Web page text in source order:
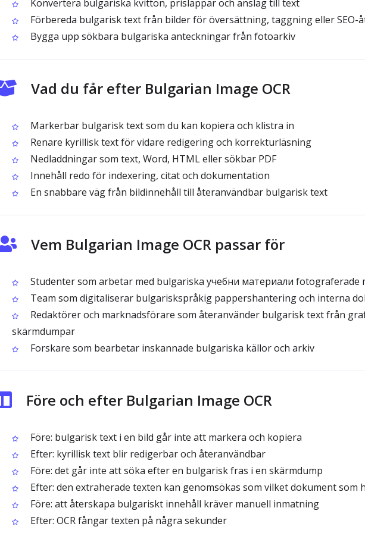
Konvertera bulgariska kvitton, prislappar och anslag till text
Förbereda bulgarisk text från bilder för översättning, taggning eller SEO-
Bygga upp sökbara bulgariska anteckningar från fotoarkiv
Vad du får efter Bulgarian Image OCR
Markerbar bulgarisk text som du kan kopiera och klistra in
Renare kyrillisk text för vidare redigering och korrekturläsning
Nedladdningar som text, Word, HTML eller sökbar PDF
Innehåll redo för indexering, citat och dokumentation
En snabbare väg från bildinnehåll till återanvändbar bulgarisk text
Vem Bulgarian Image OCR passar för
Studenter som arbetar med bulgariska учебни материали fotograferade
Team som digitaliserar bulgariskspråkig pappershantering och interna
Redaktörer och marknadsförare som återanvänder bulgarisk text från
skärmdumpar
Forskare som bearbetar inskannade bulgariska källor och arkiv
Före och efter Bulgarian Image OCR
Före: bulgarisk text i en bild går inte att markera och kopiera
Efter: kyrillisk text blir redigerbar och återanvändbar
Före: det går inte att söka efter en bulgarisk fras i en skärmdump
Efter: den extraherade texten kan genomsökas som vilket dokument som
Före: att återskapa bulgariskt innehåll kräver manuell inmatning
Efter: OCR fångar texten på några sekunder